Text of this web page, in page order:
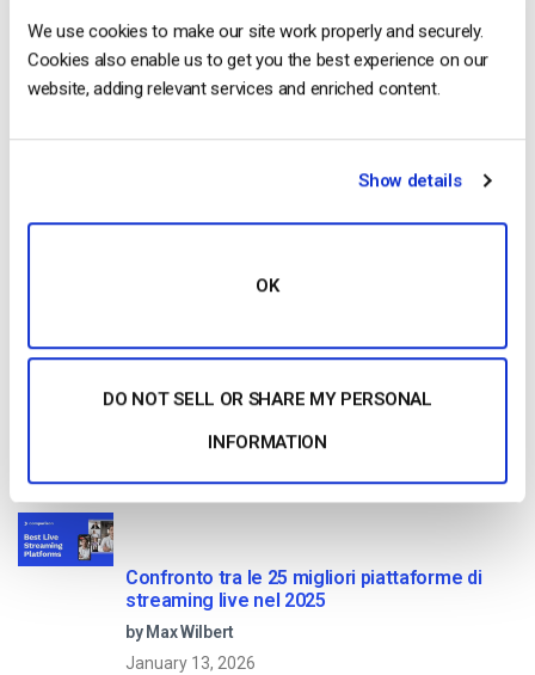
We use cookies to make our site work properly and securely.
Cookies also enable us to get you the best experience on our
website, adding relevant services and enriched content.
Show details
OK
DO NOT SELL OR SHARE MY PERSONAL
INFORMATION
Free 14-Day Trial
10 GB of bandwidth
Read Next
Confronto tra le 25 migliori piattaforme di
streaming live nel 2025
by Max Wilbert
January 13, 2026